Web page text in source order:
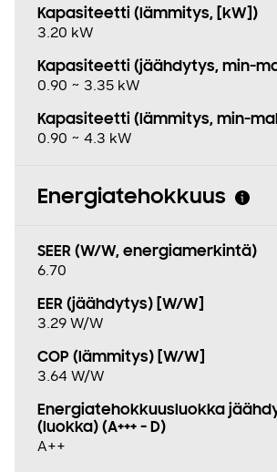
Kapasiteetti (lämmitys, [kW])
3.20 kW
Kapasiteetti (jäähdytys,
0.90 ~ 3.35 kW
Kapasiteetti (lämmitys,
0.90 ~ 4.3 kW
Energiatehokkuus
SEER (W/W, energiamerkintä)
6.70
EER (jäähdytys) [W/W]
3.29 W/W
COP (lämmitys) [W/W]
3.64 W/W
Energiatehokkuusluokka
(luokka) (A+++ - D)
A++